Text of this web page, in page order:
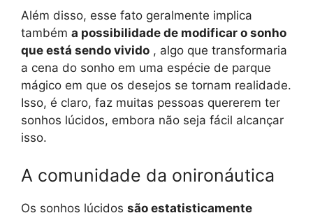
Além disso, esse fato geralmente implica
também a possibilidade de modificar o sonho
que está sendo vivido , algo que transformaria
a cena do sonho em uma espécie de parque
mágico em que os desejos se tornam realidade.
Isso, é claro, faz muitas pessoas quererem ter
sonhos lúcidos, embora não seja fácil alcançar
isso.
A comunidade da onironáutica
Os sonhos lúcidos são estatisticamente